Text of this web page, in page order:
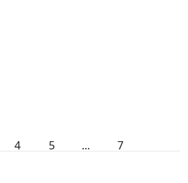
4 5 ... 7